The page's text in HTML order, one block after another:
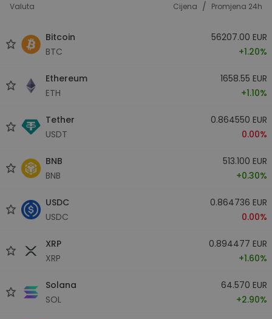
Valuta Cijena / Promjena 24h
Bitcoin
BTC
56207.00 EUR
+1.20%
Ethereum
ETH
1658.55 EUR
+1.10%
Tether
USDT
0.864550 EUR
0.00%
BNB
BNB
513.100 EUR
+0.30%
USDC
USDC
0.864736 EUR
0.00%
XRP
XRP
0.894477 EUR
+1.60%
Solana
SOL
64.570 EUR
+2.90%